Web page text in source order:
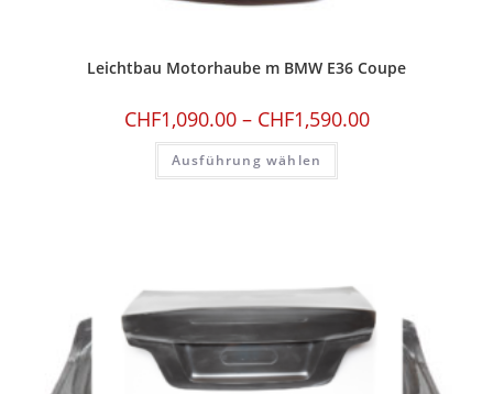
Leichtbau Motorhaube m BMW E36 Coupe
CHF1,090.00– CHF1,590.00
Ausführung wählen